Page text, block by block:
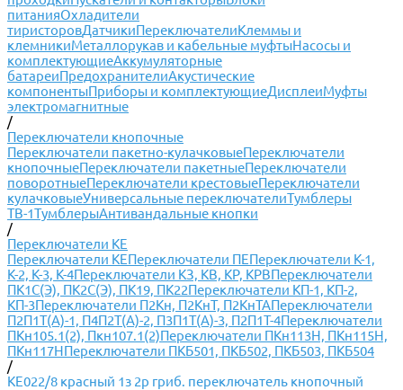
питанияОхладители
тиристоровДатчикиПереключателиКлеммы и
клемникиМеталлорукав и кабельные муфтыНасосы и
комплектующиеАккумуляторные
батареиПредохранителиАкустические
компонентыПриборы и комплектующиеДисплеиМуфты
электромагнитные
/
Переключатели кнопочные
Переключатели пакетно-кулачковыеПереключатели
кнопочныеПереключатели пакетныеПереключатели
поворотныеПереключатели крестовыеПереключатели
кулачковыеУниверсальные переключателиТумблеры
ТВ-1ТумблерыАнтивандальные кнопки
/
Переключатели КЕ
Переключатели КЕПереключатели ПЕПереключатели К-1,
К-2, К-3, К-4Переключатели КЗ, КВ, КР, КРВПереключатели
ПК1С(Э), ПК2С(Э), ПК19, ПК22Переключатели КП-1, КП-2,
КП-3Переключатели П2Кн, П2КнТ, П2КнТАПереключатели
П2П1Т(А)-1, П4П2Т(А)-2, П3П1Т(А)-3, П2П1Т-4Переключатели
ПКн105.1(2), Пкн107.1(2)Переключатели ПКн113Н, ПКн115Н,
ПКн117НПереключатели ПКБ501, ПКБ502, ПКБ503, ПКБ504
/
КЕ022/8 красный 1з 2р гриб. переключатель кнопочный